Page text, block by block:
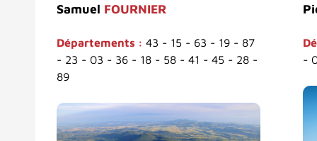
Samuel FOURNIER
Départements : 43 - 15 - 63 - 19 - 87
- 23 - 03 - 36 - 18 - 58 - 41 - 45 - 28 -
89
-